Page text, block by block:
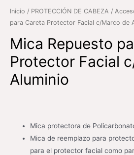
Inicio / PROTECCIÓN DE CABEZA /
para Careta Protector Facial c/Marco de
Mica Repuesto
Protector Facial
Aluminio
Mica protectora de
Mica de reemplazo para
para el protector facial como